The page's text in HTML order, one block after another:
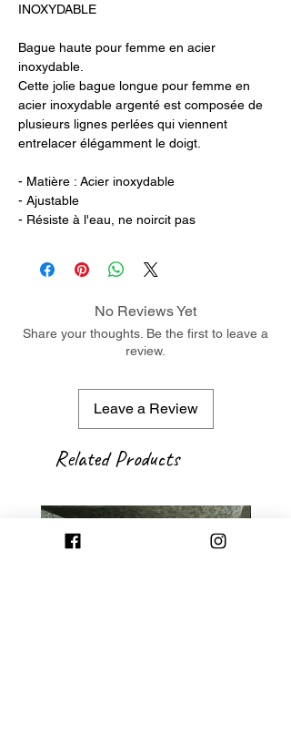
INOXYDABLE
Bague haute pour femme en acier
inoxydable.
Cette jolie bague longue pour femme en
acier inoxydable argenté est composée de
plusieurs lignes perlées qui viennent
entrelacer élégamment le doigt.
- Matière : Acier inoxydable
- Ajustable
- Résiste à l'eau, ne noircit pas
No Reviews Yet
Share your thoughts. Be the first to leave a
review.
Leave a Review
Related Products